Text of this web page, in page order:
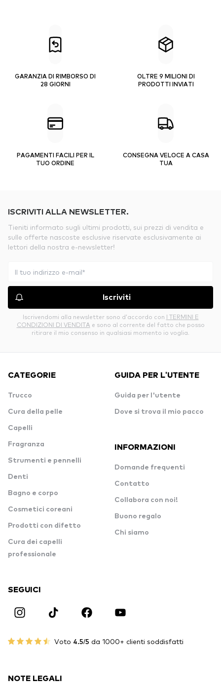
GARANZIA DI RIMBORSO DI
28 GIORNI
OLTRE 9 MILIONI DI
PRODOTTI INVIATI
PAGAMENTI FACILI PER IL
TUO ORDINE
CONSEGNA VELOCE A CASA
TUA
ISCRIVITI ALLA NEWSLETTER.
Tieniti informato sugli ultimi prodotti, sui prezzi di vendita e
sulle offerte nascoste esclusive riservate esclusivamente ai
lettori della nostra e-newsletter!
Iscriviti
Iscrivendomi alla newsletter sono d’accordo con I TERMINI E
CONDIZIONI DI VENDITA e sono al corrente del fatto che posso
ritirare il mio consenso in qualsiasi momento io voglia.
CATEGORIE
Trucco
Cura della pelle
Capelli
Fragranza
Strumenti e pennelli
Denti
Bagno e corpo
Cosmetici coreani
Prodotti con difetto
Cura dei capelli
professionale
GUIDA PER L'UTENTE
Guida per l'utente
Dove si trova il mio pacco
INFORMAZIONI
Domande frequenti
Contatto
Collabora con noi!
Buono regalo
Chi siamo
SEGUICI
Voto 4.5/5 da 1000+ clienti soddisfatti
NOTE LEGALI